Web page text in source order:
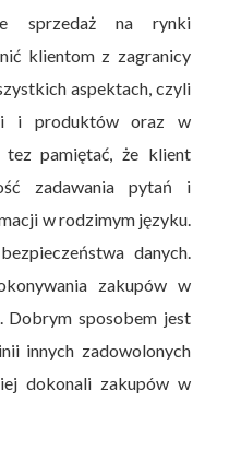
sprzedaż na rynki
klientom z zagranicy
aspektach, czyli
i produktów oraz w
tez pamiętać, że klient
zadawania pytań i
w rodzimym języku.
danych.
zakupów w
Dobrym sposobem jest
innych zadowolonych
dokonali zakupów w